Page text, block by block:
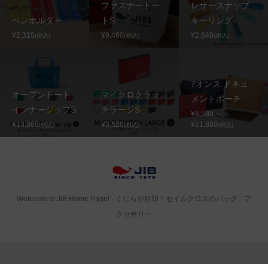
ペンホルダー
¥2,310(税込)
ファスナートー
トS
¥9,460(税込)
レザースナップ
キーリング
¥2,640(税込)
オープントート
インナージップS
¥13,860(税込)
マイクロクラッ
チラージS
¥3,520(税込)
7オンス ドキュ
メントポーチ
¥8,580 ～
¥11,880(税込)
Welcome to JIB Home Page! ‐ くじらが目印！セイルクロスのバッグ、ア
クセサリー